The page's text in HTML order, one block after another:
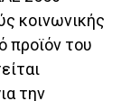
κοινωνικής
προϊόν του
την